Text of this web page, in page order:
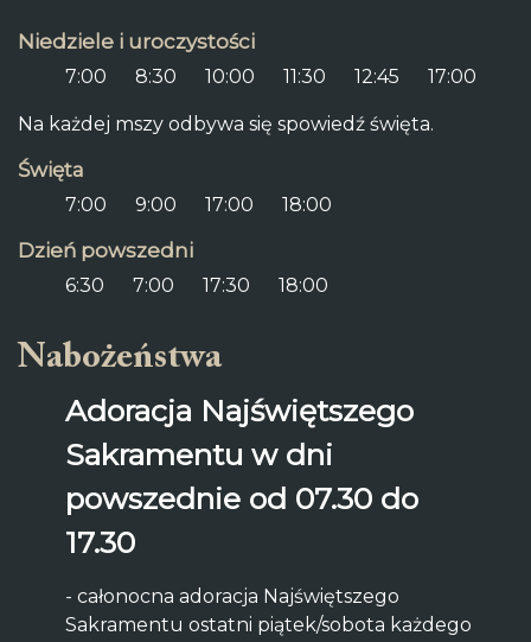
Niedziele i uroczystości
7:00 8:30 10:00 11:30 12:45 17:00
Na każdej mszy odbywa się spowiedź święta.
Święta
7:00 9:00 17:00 18:00
Dzień powszedni
6:30 7:00 17:30 18:00
Nabożeństwa
Adoracja Najświętszego
Sakramentu w dni
powszednie od 07.30 do
17.30
- całonocna adoracja Najświętszego
Sakramentu ostatni piątek/sobota każdego